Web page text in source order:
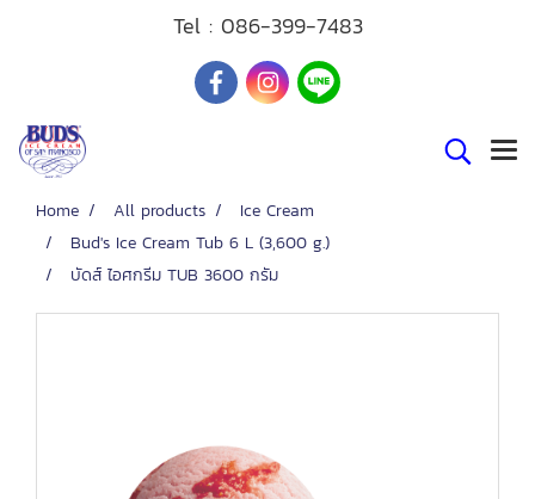
Tel : 086-399-7483
Home All products
Ice Cream
Bud's Ice Cream Tub 6 L (3,600 g.)
บัดส์ ไอศกรีม TUB 3600 กรัม